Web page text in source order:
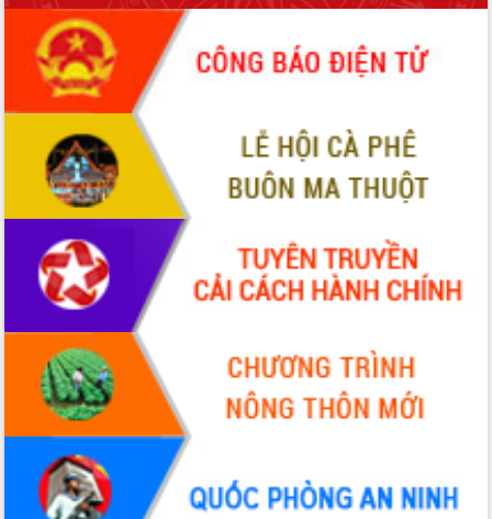
phiếu
Đắk Lắk sẵn sàng các điều kiện cho
Ngày hội bầu cử đại biểu Quốc hội
khóa XVI và HĐND các cấp nhiệm kỳ
2026-2031
Đảm bảo cuộc bầu cử đại biểu Quốc
hội và đại biểu HĐND các cấp diễn ra
an toàn, hiệu quả, đúng quy định
Thủ tướng Chính phủ Phạm Minh Chính
kiểm tra, chỉ đạo hoàn thành các dự
án cao tốc và thăm khu tái định cư tại
Đắk Lắk
Sôi nổi Hội đua ngựa truyền thống Gò
Thì Thùng mừng Xuân Bính Ngọ 2026
Lãnh đạo tỉnh dâng hương tưởng niệm
tại Đập Đồng Cam đầu Xuân Bính Ngọ
Ngành nông nghiệp phấn đấu tăng
trưởng đạt 5,86% trong năm 2026
UBND tỉnh Đắk Lắk triển khai công tác
quốc phòng, quân sự địa phương năm
2026
Đắk Lắk tập trung toàn lực khắc phục